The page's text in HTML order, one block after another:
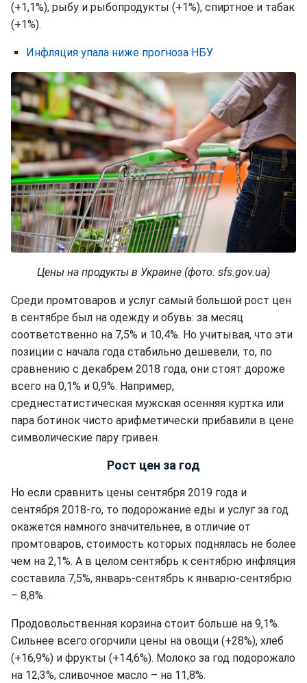
(+1,1%), рыбу и рыбопродукты (+1%), спиртное и табак
(+1%).
Инфляция упала ниже прогноза НБУ
Цены на продукты в Украине (фото: sfs.gov.ua)
Среди промтоваров и услуг самый большой рост цен
в сентябре был на одежду и обувь: за месяц
соответственно на 7,5% и 10,4%. Но учитывая, что эти
позиции с начала года стабильно дешевели, то, по
сравнению с декабрем 2018 года, они стоят дороже
всего на 0,1% и 0,9%. Например,
среднестатистическая мужская осенняя куртка или
пара ботинок чисто арифметически прибавили в цене
символические пару гривен.
Рост цен за год
Но если сравнить цены сентября 2019 года и
сентября 2018-го, то подорожание еды и услуг за год
окажется намного значительнее, в отличие от
промтоваров, стоимость которых поднялась не более
чем на 2,1%. А в целом сентябрь к сентябрю инфляция
составила 7,5%, январь-сентябрь к январю-сентябрю
– 8,8%.
Продовольственная корзина стоит больше на 9,1%.
Сильнее всего огорчили цены на овощи (+28%), хлеб
(+16,9%) и фрукты (+14,6%). Молоко за год подорожало
на 12,3%, сливочное масло – на 11,8%.